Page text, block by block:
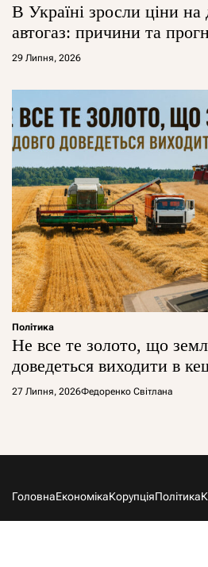
В Україні зросли ціни на
автогаз: причини та
29 Липня, 2026
Політика
Не все те золото, що
доведеться виходити в
27 Липня, 2026Федоренко Світлана
ГоловнаЕкономікаКорупціяПолітика